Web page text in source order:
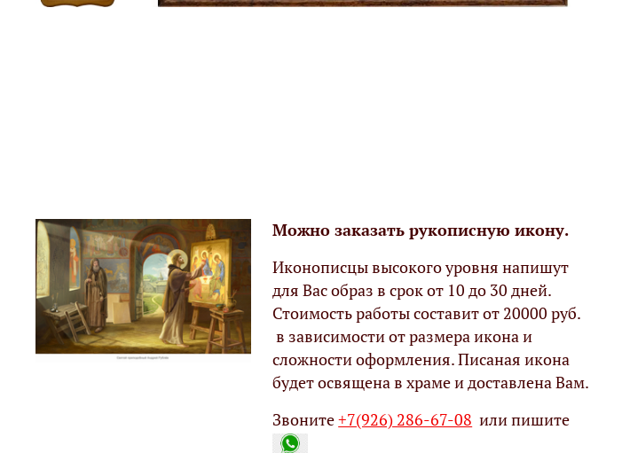
Можно заказать рукописную икону.
Иконописцы высокого уровня напишут
для Вас образ в срок от 10 до 30 дней.
Стоимость работы составит от 20000 руб.
в зависимости от размера икона и
сложности оформления. Писаная икона
будет освящена в храме и доставлена Вам.
Звоните+7(926) 286-67-08 или пишите